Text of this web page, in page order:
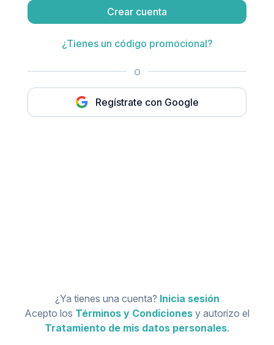
Crear cuenta
¿Tienes un código promocional?
o
Regístrate con Google
¿Ya tienes una cuenta? Inicia sesión
Acepto los Términos y Condiciones y autorizo el
Tratamiento de mis datos personales.